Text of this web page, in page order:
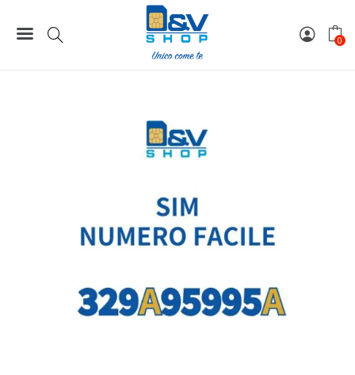
0
SIM Wind3 Numero Facile 329A95995A Da Attivare